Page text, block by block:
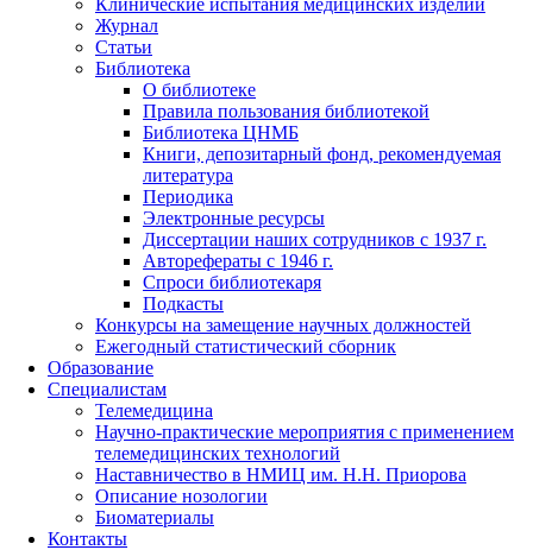
Клинические испытания медицинских изделий
Журнал
Статьи
Библиотека
О библиотеке
Правила пользования библиотекой
Библиотека ЦНМБ
Книги, депозитарный фонд, рекомендуемая
литература
Периодика
Электронные ресурсы
Диссертации наших сотрудников с 1937 г.
Авторефераты с 1946 г.
Спроси библиотекаря
Подкасты
Конкурсы на замещение научных должностей
Ежегодный статистический сборник
Образование
Специалистам
Телемедицина
Научно-практические мероприятия с применением
телемедицинских технологий
Наставничество в НМИЦ им. Н.Н. Приорова
Описание нозологии
Биоматериалы
Контакты